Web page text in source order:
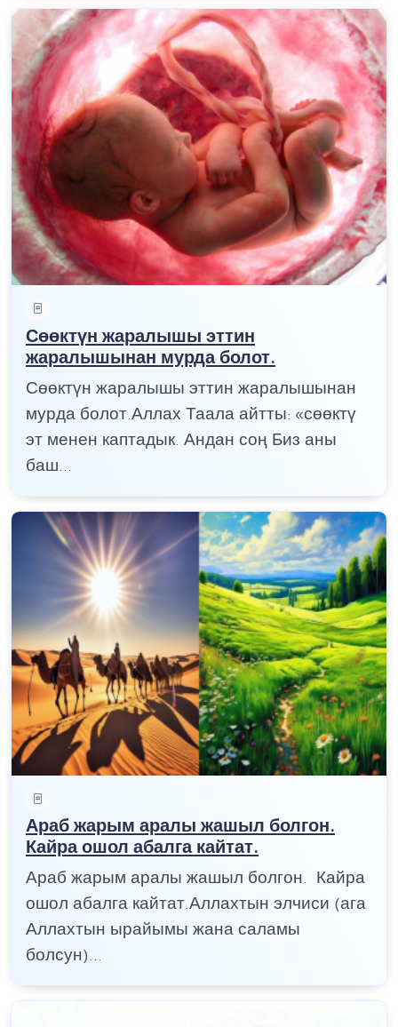
Сөөктүн жаралышы эттин
жаралышынан мурда болот.
Сөөктүн жаралышы эттин жаралышынан
мурда болот.Аллах Таала айтты: «сөөктү
эт менен каптадык. Андан соң Биз аны
баш...
Араб жарым аралы жашыл болгон.
Кайра ошол абалга кайтат.
Араб жарым аралы жашыл болгон. Кайра
ошол абалга кайтат.Аллахтын элчиси (ага
Аллахтын ырайымы жана саламы
болсун)...